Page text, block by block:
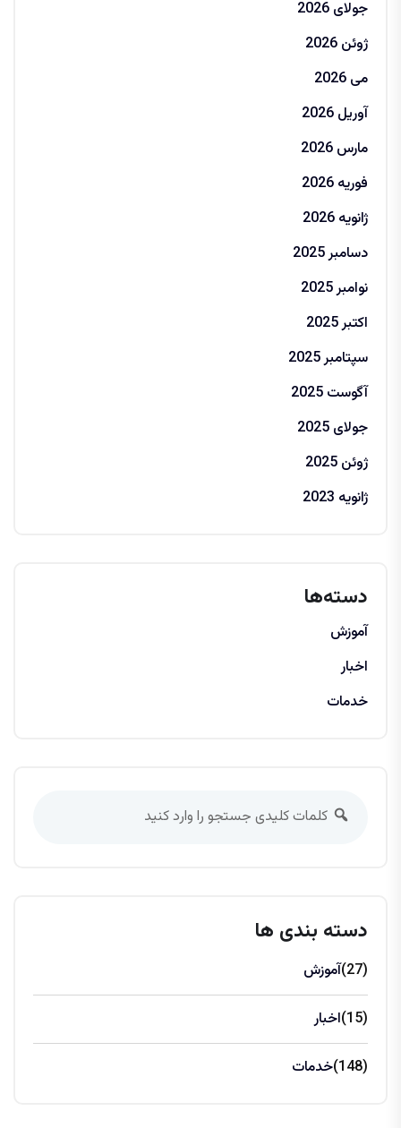
جولای 2026
ژوئن 2026
می 2026
آوریل 2026
مارس 2026
فوریه 2026
ژانویه 2026
دسامبر 2025
نوامبر 2025
اکتبر 2025
سپتامبر 2025
آگوست 2025
جولای 2025
ژوئن 2025
ژانویه 2023
دسته‌ها
آموزش
اخبار
خدمات
دسته بندی ها
آموزش (27)
اخبار (15)
خدمات (148)